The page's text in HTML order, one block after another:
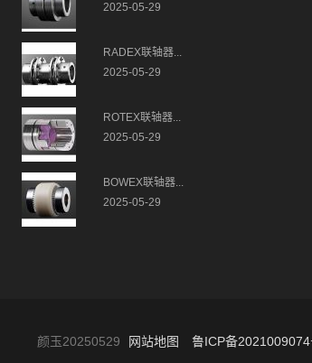
2025-05-29
RADEX联轴器...
2025-05-29
ROTEX联轴器...
2025-05-29
BOWEX联轴器...
2025-05-29
颜玉20250529 网站地图 鲁ICP备